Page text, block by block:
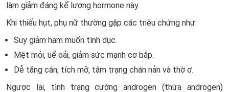
làm giảm đáng kể lượng hormone này.
Khi thiếu hụt, phụ nữ thường gặp các triệu chứng như:
Suy giảm ham muốn tình dục.
Mệt mỏi, uể oải, giảm sức mạnh cơ bắp.
Dễ tăng cân, tích mỡ, tâm trạng chán nản và thờ ơ.
Ngược lại, tình trạng cường androgen (thừa androgen)